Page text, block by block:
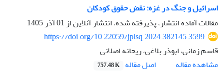
اسرائیل و جنگ در غزه: نقض حقوق کودکان
مقالات آماده انتشار، پذیرفته شده، انتشار آنلاین از01 آذر 1405
https://doi.org/10.22059/jplsq.2024.382145.3599
قاسم زمانی، ابوذر بلاغی، ریحانه اصلانی
مشاهده مقاله
اصل مقاله 757.48 K